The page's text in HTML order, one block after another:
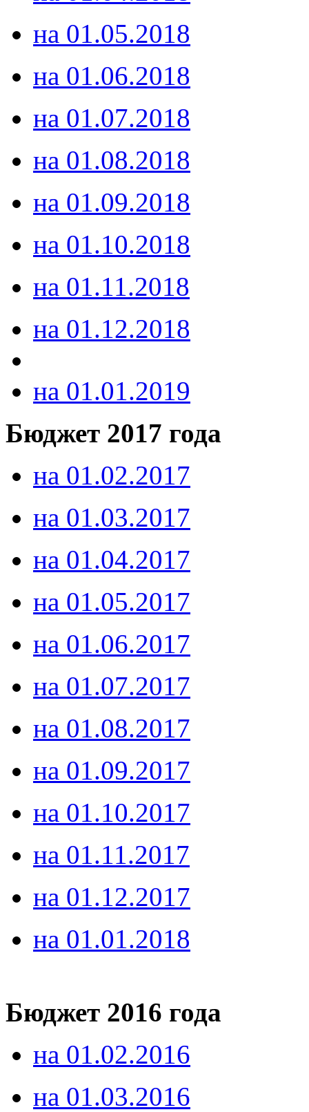
на 01.05.2018
на 01.06.2018
на 01.07.2018
на 01.08.2018
на 01.09.2018
на 01.10.2018
на 01.11.2018
на 01.12.2018
на 01.01.2019
Бюджет 2017 года
на 01.02.2017
на 01.03.2017
на 01.04.2017
на 01.05.2017
на 01.06.2017
на 01.07.2017
на 01.08.2017
на 01.09.2017
на 01.10.2017
на 01.11.2017
на 01.12.2017
на 01.01.2018
Бюджет 2016 года
на 01.02.2016
на 01.03.2016